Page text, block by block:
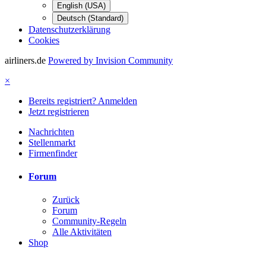
English (USA)
Deutsch (Standard)
Datenschutzerklärung
Cookies
airliners.de Powered by Invision Community
×
Bereits registriert? Anmelden
Jetzt registrieren
Nachrichten
Stellenmarkt
Firmenfinder
Forum
Zurück
Forum
Community-Regeln
Alle Aktivitäten
Shop